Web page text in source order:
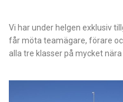
Vi har under helgen exklusiv
får möta teamägare, förare
alla tre klasser på mycket nära